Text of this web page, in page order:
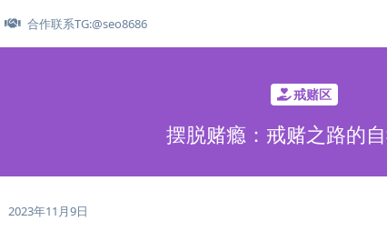
合作联系TG:@seo8686
戒赌区
摆脱赌瘾：戒赌之路的
2023年11月9日